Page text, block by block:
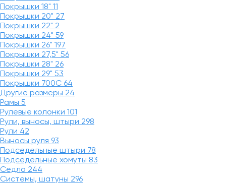
Покрышки 18" 11
Покрышки 20" 27
Покрышки 22" 2
Покрышки 24" 59
Покрышки 26" 197
Покрышки 27,5" 56
Покрышки 28" 26
Покрышки 29" 53
Покрышки 700C 64
Другие размеры 24
Рамы 5
Рулевые колонки 101
Рули, выносы, штыри 298
Рули 42
Выносы руля 93
Подседельные штыри 78
Подседельные хомуты 83
Седла 244
Системы, шатуны 296